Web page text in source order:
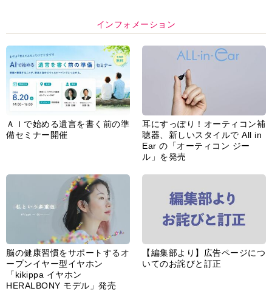
インフォメーション
ＡＩで始める遺言を書く前の準
備セミナー開催
耳にすっぽり！オーティコン補
聴器、新しいスタイルで All in
Ear の「オーティコン ジー
ル」を発売
脳の健康習慣をサポートするオ
ープンイヤー型イヤホン
「kikippa イヤホン
HERALBONY モデル」発売
【編集部より】広告ページにつ
いてのお詫びと訂正